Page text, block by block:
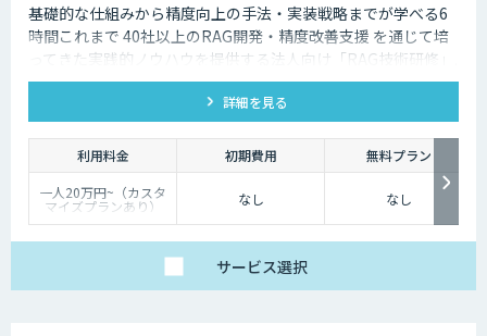
基礎的な仕組みから精度向上の手法・実装戦略までが学べる6
時間これまで 40社以上のRAG開発・精度改善支援 を通じて培
ってきた実践的ノウハウを提供する法人向け「RAG技術研修」.
RAGの基礎知識・精度向上・実装戦略の策定までを体系的に学
詳細を見る
利用料金 初期費用
無料プラン
一人20万円~（カスタ
マイズプランあり） なし なし
サービス選択